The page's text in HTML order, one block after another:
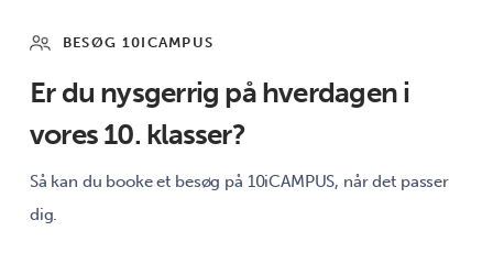
BESØG 10ICAMPUS
Er du nysgerrig på hverdagen i
vores 10. klasser?
Så kan du booke et besøg på 10iCAMPUS, når det passer
dig.